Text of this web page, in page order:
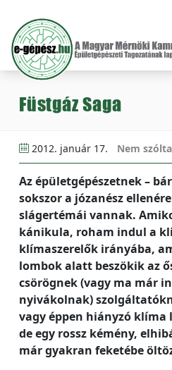
Füstgáz Saga
2012. január 17. Nem
Az épületgépészetnek –
sokszor a józanész
slágertémái vannak.
kánikula, roham indul a
klímaszerelők irányába,
lombok alatt beszökik az
csörögnek (vagy ma már
nyivákolnak)
vagy éppen hiányzó klíma
de egy rossz kémény,
már gyakran feketébe